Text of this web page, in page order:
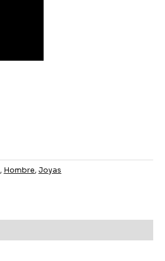
, Hombre,Joyas